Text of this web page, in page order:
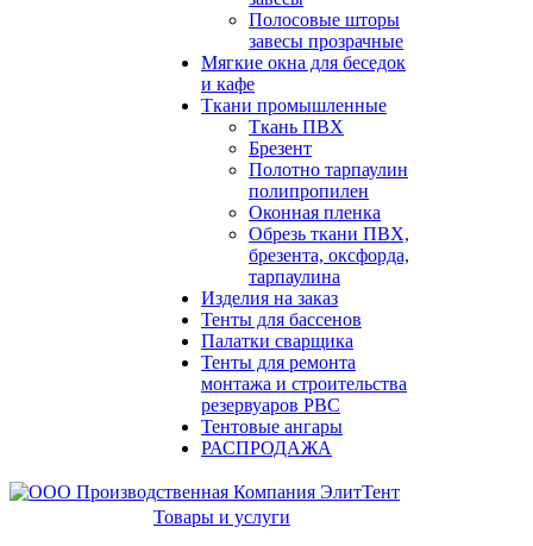
Полосовые шторы
завесы прозрачные
Мягкие окна для беседок
и кафе
Ткани промышленные
Ткань ПВХ
Брезент
Полотно тарпаулин
полипропилен
Оконная пленка
Обрезь ткани ПВХ,
брезента, оксфорда,
тарпаулина
Изделия на заказ
Тенты для бассенов
Палатки сварщика
Тенты для ремонта
монтажа и строительства
резервуаров РВС
Тентовые ангары
РАСПРОДАЖА
Товары и услуги